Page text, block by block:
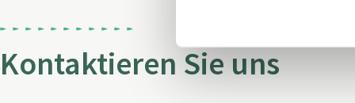
Kontaktieren Sie uns